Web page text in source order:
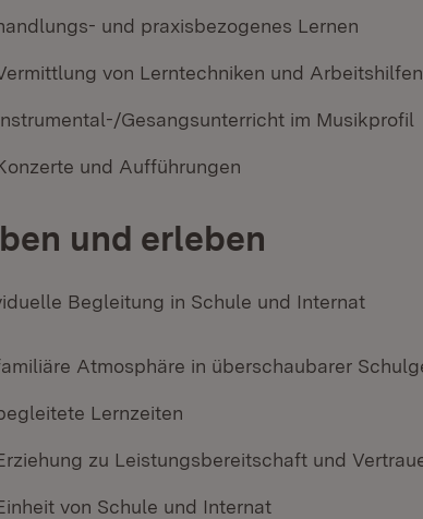
und praxisbezogenes Lernen
von Lerntechniken und Arbeitshilfen
Gesangsunterricht im Musikprofil
und Aufführungen
und erleben
Begleitung in Schule und Internat
Atmosphäre in überschaubarer
Lernzeiten
zu Leistungsbereitschaft und
von Schule und Internat